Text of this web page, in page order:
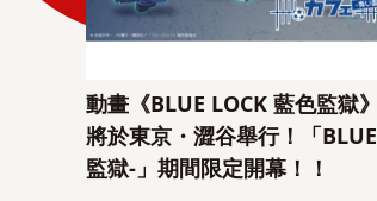
動畫《BLUE LOCK 藍色監獄
將於東京・澀谷舉行！「
監獄-」期間限定開幕！！